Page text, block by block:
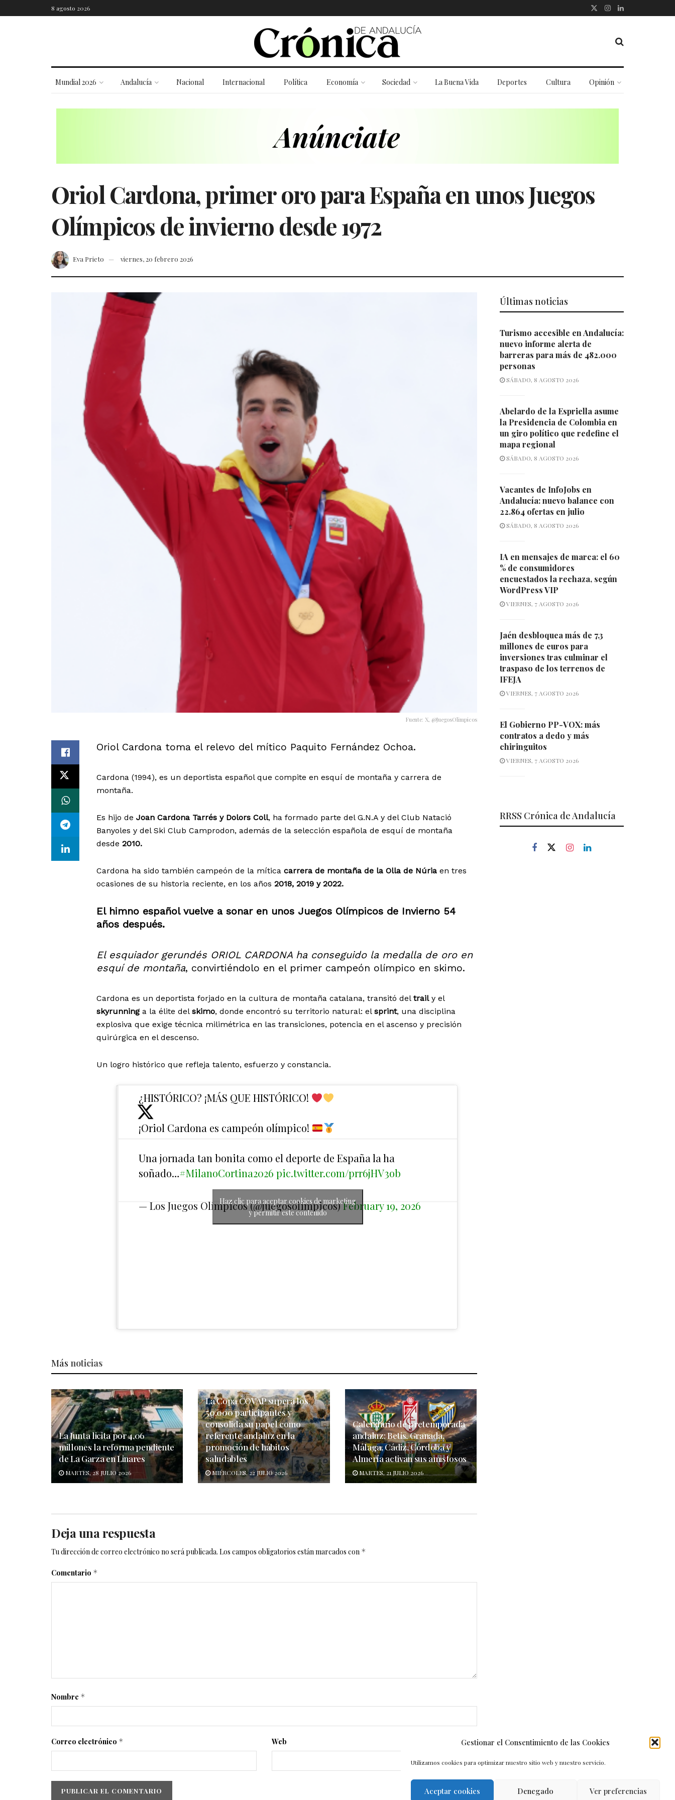
Gestionar el Consentimiento de las Cookies
Utilizamos cookies para optimizar nuestro sitio web y nuestro servicio.
Aceptar cookies Denegado Ver preferencias
8 agosto 2026
Mundial 2026 Andalucía Nacional Internacional Política Economía Sociedad La Buena Vida Deportes Cultura Opinión
Oriol Cardona, primer oro para España en unos Juegos
Olímpicos de invierno desde 1972
Eva Prieto viernes, 20 febrero 2026
Fuente: X, @JuegosOlimpicos
Oriol Cardona toma el relevo del mítico Paquito Fernández Ochoa.
Cardona (1994), es un deportista español que compite en esquí de montaña y carrera de
montaña.
Es hijo de Joan Cardona Tarrés y Dolors Coll, ha formado parte del G.N.A y del Club Natació
Banyoles y del Ski Club Camprodon, además de la selección española de esquí de montaña
desde 2010.
Cardona ha sido también campeón de la mítica carrera de montaña de la Olla de Núria en tres
ocasiones de su historia reciente, en los años 2018, 2019 y 2022.
El himno español vuelve a sonar en unos Juegos Olímpicos de Invierno 54
años después.
El esquiador gerundés ORIOL CARDONA ha conseguido la medalla de oro en
esquí de montaña, convirtiéndolo en el primer campeón olímpico en skimo.
Cardona es un deportista forjado en la cultura de montaña catalana, transitó del traily el
skyrunning a la élite del skimo, donde encontró su territorio natural: el sprint, una disciplina
explosiva que exige técnica milimétrica en las transiciones, potencia en el ascenso y precisión
quirúrgica en el descenso.
Un logro histórico que refleja talento, esfuerzo y constancia.
¿HISTÓRICO? ¡MÁS QUE HISTÓRICO!
¡Oriol Cardona es campeón olímpico!
Una jornada tan bonita como el deporte de España la ha
soñado…#MilanoCortina2026 pic.twitter.com/prr6jHV3ob
— Los Juegos Olímpicos (@juegosolimpicos)February 19, 2026
Haz clic para aceptar cookies de marketing
y permitir este contenido
Más noticias
La Junta licita por 4,06
millones la reforma pendiente
de La Garza en Linares
MARTES, 28 JULIO 2026
La Copa COVAP supera los
50.000 participantes y
consolida su papel como
referente andaluz en la
promoción de hábitos
saludables
MIÉRCOLES, 22 JULIO 2026
Calendario de pretemporada
andaluz: Betis, Granada,
Málaga, Cádiz, Córdoba y
Almería activan sus amistosos
MARTES, 21 JULIO 2026
Deja una respuesta
Tu dirección de correo electrónico no será publicada. Los campos obligatorios están marcados con *
Comentario *
Nombre *
Correo electrónico * Web
Últimas noticias
Turismo accesible en Andalucía:
nuevo informe alerta de
barreras para más de 482.000
personas
SÁBADO, 8 AGOSTO 2026
Abelardo de la Espriella asume
la Presidencia de Colombia en
un giro político que redefine el
mapa regional
SÁBADO, 8 AGOSTO 2026
Vacantes de InfoJobs en
Andalucía: nuevo balance con
22.864 ofertas en julio
SÁBADO, 8 AGOSTO 2026
IA en mensajes de marca: el 60
% de consumidores
encuestados la rechaza, según
WordPress VIP
VIERNES, 7 AGOSTO 2026
Jaén desbloquea más de 7,3
millones de euros para
inversiones tras culminar el
traspaso de los terrenos de
IFEJA
VIERNES, 7 AGOSTO 2026
El Gobierno PP-VOX: más
contratos a dedo y más
chiringuitos
VIERNES, 7 AGOSTO 2026
RRSS Crónica de Andalucía